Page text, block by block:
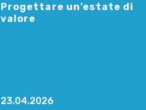
Progettare un’estate di
valore
23.04.2026